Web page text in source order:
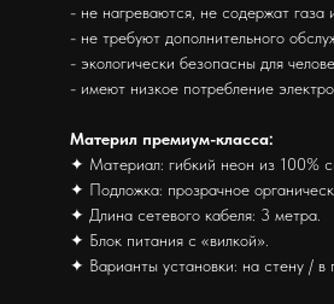
- не нагреваются, не содержат газа
- не требуют дополнительного
- экологически безопасны для
- имеют низкое потребление
Материл премиум-класса:
✦ Материал: гибкий неон из 100%
✦ Подложка: прозрачное
✦ Длина сетевого кабеля: 3 метра.
✦ Блок питания с «вилкой».
✦ Варианты установки: на стену / в